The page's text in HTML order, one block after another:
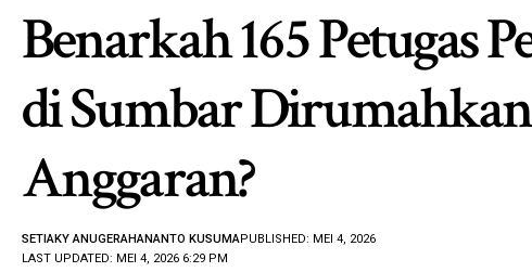
Benarkah 165 Petugas
di Sumbar
Anggaran?
LAST UPDATED: MEI 4, 2026 6:29 PM
SETIAKY ANUGERAHANANTO KUSUMAPUBLISHED: MEI 4, 2026